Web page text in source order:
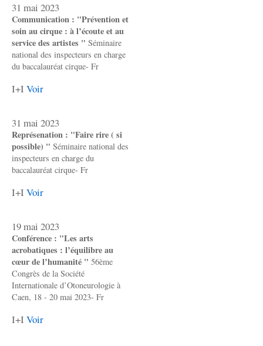
31 mai 2023
Communication : "Prévention et
soin au cirque : à l’écoute et au
service des artistes " Séminaire
national des inspecteurs en charge
du baccalauréat cirque- Fr
I+I Voir
31 mai 2023
Représenation : "Faire rire ( si
possible) " Séminaire national des
inspecteurs en charge du
baccalauréat cirque- Fr
I+I Voir
19 mai 2023
Conférence : "Les arts
acrobatiques : l’équilibre au
cœur de l’humanité " 56ème
Congrès de la Société
Internationale d’Otoneurologie à
Caen, 18 - 20 mai 2023- Fr
I+I Voir